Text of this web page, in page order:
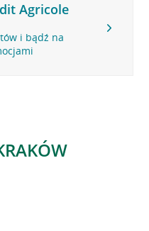
Agricole
i bądź na